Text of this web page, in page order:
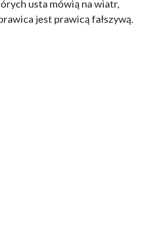
usta mówią na wiatr,
jest prawicą fałszywą.